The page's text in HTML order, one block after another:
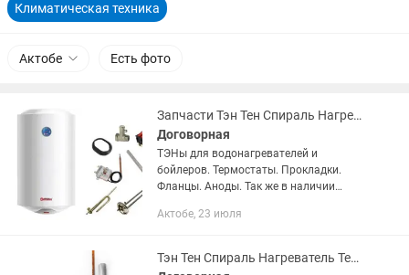
Климатическая техника
Актобе Есть фото
Запчасти Тэн Тен Спираль Нагреватель Термостат для Водонагревателя Бойлера
Договорная
ТЭНы для водонагревателей и
бойлеров. Термостаты. Прокладки.
Фланцы. Аноды. Так же в наличии
Холодильников, Витрин,
Бойлеров, Духовок,...
Актобе, 23 июля
Тэн Тен Спираль Нагреватель Термостат Запчасти Водонагревателя Бойлера